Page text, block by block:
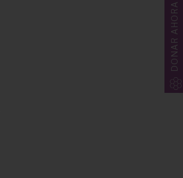
DONAR AHORA